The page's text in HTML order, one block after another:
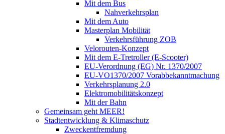
Mit dem Bus
Nahverkehrsplan
Mit dem Auto
Masterplan Mobilität
Verkehrsführung ZOB
Velorouten-Konzept
Mit dem E-Tretroller (E-Scooter)
EU-Verordnung (EG) Nr. 1370/2007
EU-VO1370/2007 Vorabbekanntmachung
Verkehrsplanung 2.0
Elektromobilitätskonzept
Mit der Bahn
Gemeinsam geht MEER!
Stadtentwicklung & Klimaschutz
Zweckentfremdung